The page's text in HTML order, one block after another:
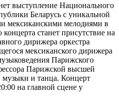
выступление Национального
Беларусь с уникальной
мексиканскими мелодиями в
станет присутствие на
дирижера оркестра
мексиканского дирижера
Парижского
Парижской высшей
музыки и танца. Концерт
на главной сцене у